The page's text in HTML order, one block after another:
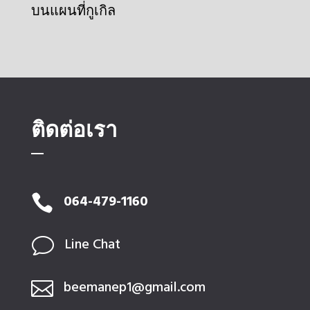
บนแผนที่กูเกิล
ติดต่อเรา
 064-479-1160
v Line Chat
 beemanep1@gmail.com